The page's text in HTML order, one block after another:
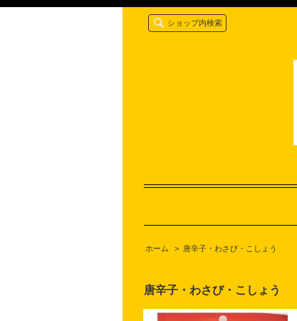
ショップ内検索
ホーム > 唐辛子・わさび・こしょう
唐辛子・わさび・こしょう